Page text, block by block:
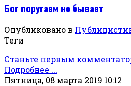
Бог поругаем не бывает
Опубликовано в
Теги
Станьте первым
Подробнее ...
Пятница, 08 марта 2019 10:12